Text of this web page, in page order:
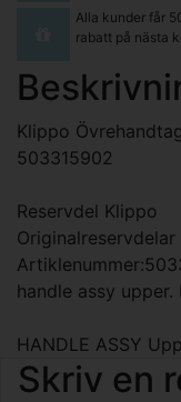
Alla kunder får
rabatt på nästa
Klippo
503315902
Reservdel Klippo
handle assy upper.
HANDLE ASSY
Skriv en